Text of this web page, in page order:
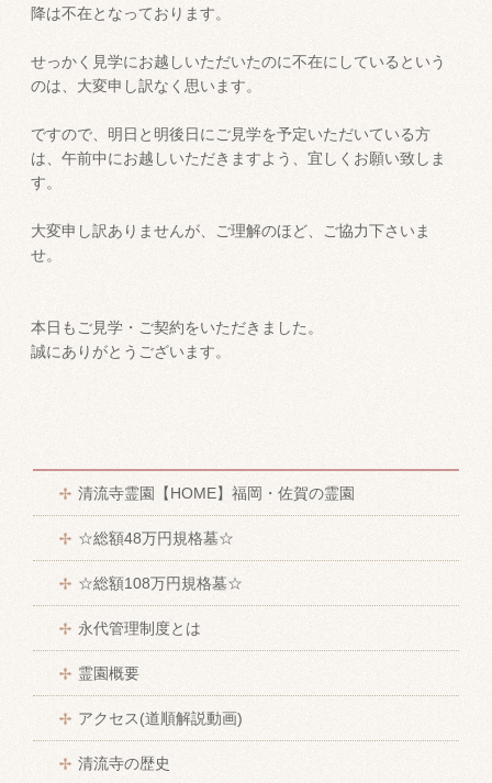
降は不在となっております。
せっかく見学にお越しいただいたのに不在にしているという
のは、大変申し訳なく思います。
ですので、明日と明後日にご見学を予定いただいている方
は、午前中にお越しいただきますよう、宜しくお願い致しま
す。
大変申し訳ありませんが、ご理解のほど、ご協力下さいま
せ。
本日もご見学・ご契約をいただきました。
誠にありがとうございます。
清流寺霊園【HOME】福岡・佐賀の霊園
☆総額48万円規格墓☆
☆総額108万円規格墓☆
永代管理制度とは
霊園概要
アクセス(道順解説動画)
清流寺の歴史